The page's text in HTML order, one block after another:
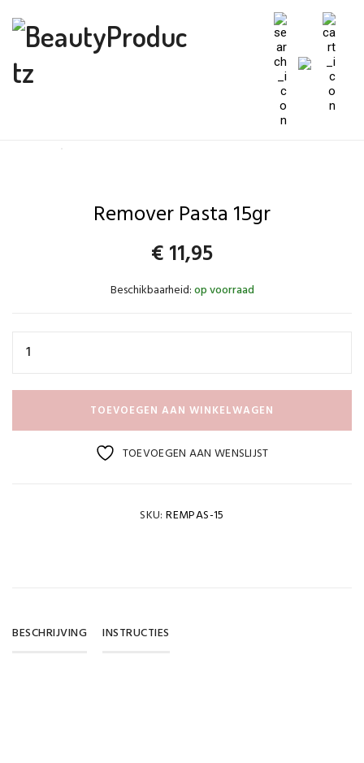
Remover Pasta 15gr
€11,95
Beschikbaarheid:op voorraad
TOEVOEGEN AAN WINKELWAGEN
TOEVOEGEN AAN WENSLIJST
SKU:REMPAS-15
BESCHRIJVING INSTRUCTIES